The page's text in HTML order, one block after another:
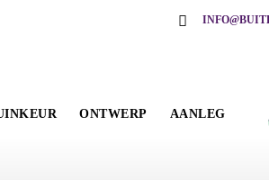
ONTWERP AANLEG